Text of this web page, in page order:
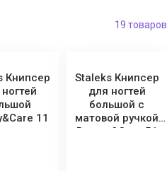
19 товаров
Книпсер
11
Staleks Книпсер
для ногтей
большой с
матовой ручкой
Beauty&Care 51